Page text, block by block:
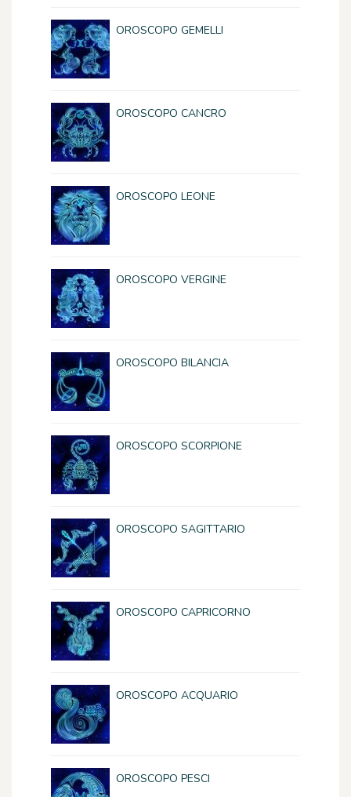
OROSCOPO GEMELLI
OROSCOPO CANCRO
OROSCOPO LEONE
OROSCOPO VERGINE
OROSCOPO BILANCIA
OROSCOPO SCORPIONE
OROSCOPO SAGITTARIO
OROSCOPO CAPRICORNO
OROSCOPO ACQUARIO
OROSCOPO PESCI